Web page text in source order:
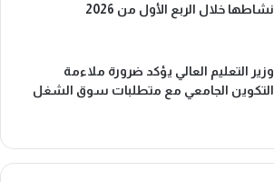
نشاطها خلال الربع الأول من 2026
وزير التعليم العالي يؤكد ضرورة ملاءمة
التكوين الجامعي مع متطلبات سوق الشغل